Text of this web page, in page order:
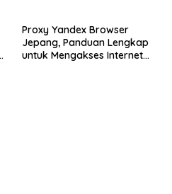
Proxy Yandex Browser
Jepang, Panduan Lengkap
untuk Mengakses Internet